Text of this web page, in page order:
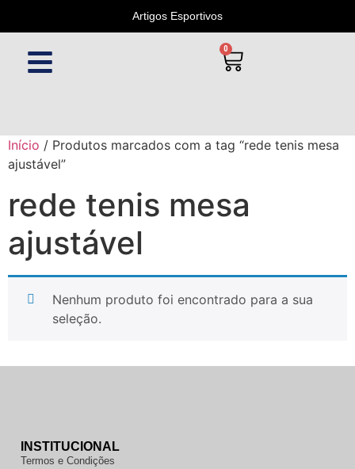
Artigos Esportivos
0
Início / Produtos marcados com a tag “rede tenis mesa
ajustável”
rede tenis mesa
ajustável
Nenhum produto foi encontrado para a sua
seleção.
INSTITUCIONAL
Termos e Condições